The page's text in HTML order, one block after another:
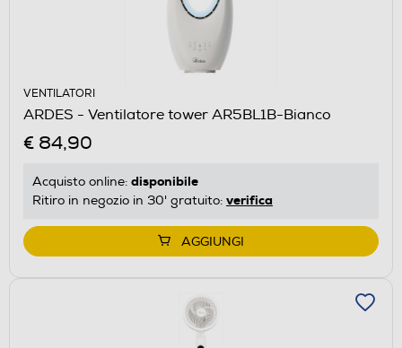
VENTILATORI
ARDES - Ventilatore tower AR5BL1B-Bianco
€ 84,90
Acquisto online: disponibile
Ritiro in negozio in 30' gratuito: verifica
AGGIUNGI